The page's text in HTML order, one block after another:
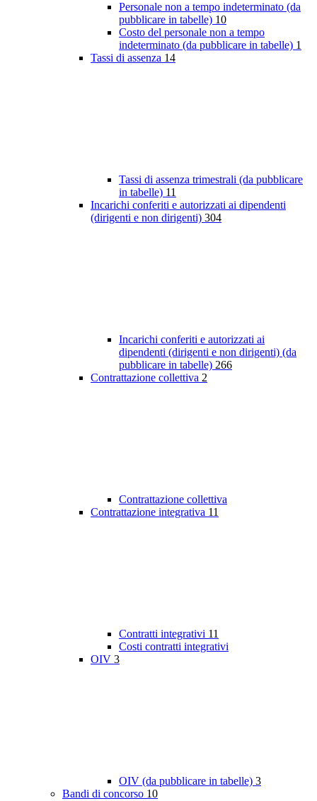
Personale non a tempo indeterminato (da
pubblicare in tabelle) 10
Costo del personale non a tempo
indeterminato (da pubblicare in tabelle) 1
Tassi di assenza 14
Tassi di assenza trimestrali (da pubblicare
in tabelle) 11
Incarichi conferiti e autorizzati ai dipendenti
(dirigenti e non dirigenti) 304
Incarichi conferiti e autorizzati ai
dipendenti (dirigenti e non dirigenti) (da
pubblicare in tabelle) 266
Contrattazione collettiva 2
Contrattazione collettiva
Contrattazione integrativa 11
Contratti integrativi 11
Costi contratti integrativi
OIV 3
OIV (da pubblicare in tabelle) 3
Bandi di concorso 10